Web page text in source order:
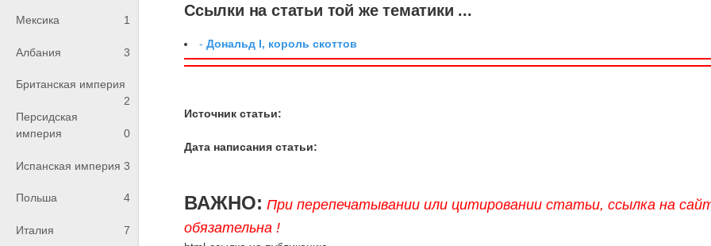
Мексика 1
Албания 3
Британская империя
2
Персидская
империя
0
Испанская империя 3
Польша 4
Италия 7
Ссылки на статьи той же тематики ...
-Дональд I, король скоттов
Источник статьи:
Дата написания статьи:
ВАЖНО: При перепечатывании или цитировании статьи, ссылка на
обязательна !